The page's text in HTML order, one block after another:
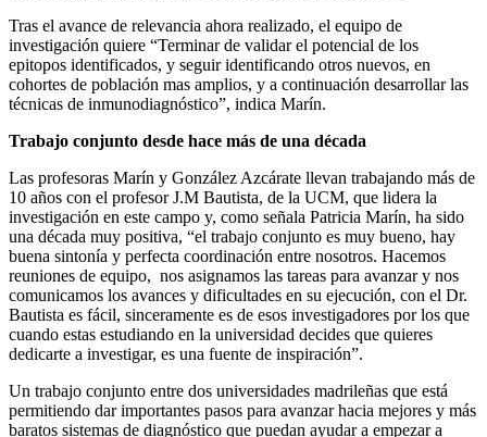
Tras el avance de relevancia ahora realizado, el equipo de
investigación quiere “Terminar de validar el potencial de los
epitopos identificados, y seguir identificando otros nuevos, en
cohortes de población mas amplios, y a continuación desarrollar las
técnicas de inmunodiagnóstico”, indica Marín.
Trabajo conjunto desde hace más de una década
Las profesoras Marín y González Azcárate llevan trabajando más de
10 años con el profesor J.M Bautista, de la UCM, que lidera la
investigación en este campo y, como señala Patricia Marín, ha sido
una década muy positiva, “el trabajo conjunto es muy bueno, hay
buena sintonía y perfecta coordinación entre nosotros. Hacemos
reuniones de equipo, nos asignamos las tareas para avanzar y nos
comunicamos los avances y dificultades en su ejecución, con el Dr.
Bautista es fácil, sinceramente es de esos investigadores por los que
cuando estas estudiando en la universidad decides que quieres
dedicarte a investigar, es una fuente de inspiración”.
Un trabajo conjunto entre dos universidades madrileñas que está
permitiendo dar importantes pasos para avanzar hacia mejores y más
baratos sistemas de diagnóstico que puedan ayudar a empezar a